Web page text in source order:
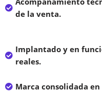
de la venta.
Implantado y en
reales.
Marca consolidada en